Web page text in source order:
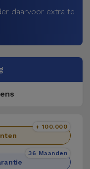
daarvoor extra te
+ 100.000
36 Maanden